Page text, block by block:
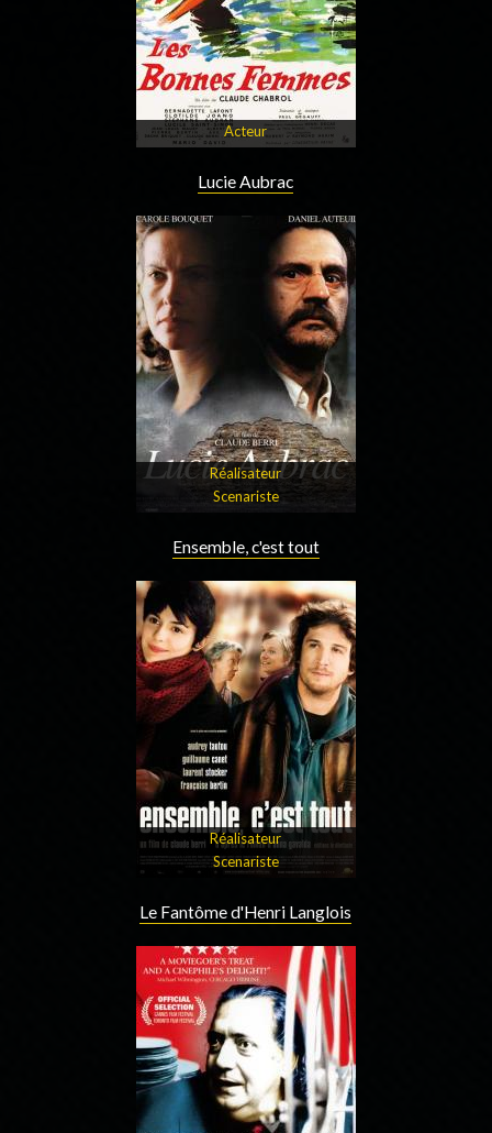
Acteur
Lucie Aubrac
Réalisateur
Scenariste
Ensemble, c'est tout
Réalisateur
Scenariste
Le Fantôme d'Henri Langlois